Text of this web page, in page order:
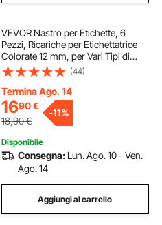
VEVOR Nastro per Etichette, 6
Pezzi, Ricariche per Etichettatrice
Colorate 12 mm, per Vari Tipi di
Brother P-Touch, Sostituzione per
Letra Tag TZe-131, TZe-231, TZe-
431, TZe-531, TZe-631, TZe-731
(44)
Termina Ago. 14
1690€
18,90€
-11%
Disponibile
Consegna: Lun. Ago. 10 - Ven.
Ago. 14
Aggiungi al carrello